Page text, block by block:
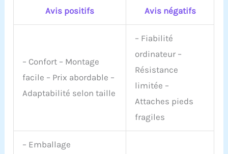
d’appartement semi
allongé SY-6802
(consultation avant-
vente et problèmes
pas à nous contacter
pour vous fournir des
services de haute qualité.
Veuillez noter que le
produit est soumis au
produit réel. Merci de
votre compréhension.
Avis positifs Avis négatifs
– Confort – Montage
facile – Prix abordable –
Adaptabilité selon taille
– Fiabilité
ordinateur –
Résistance
limitée –
Attaches pieds
fragiles
– Emballage